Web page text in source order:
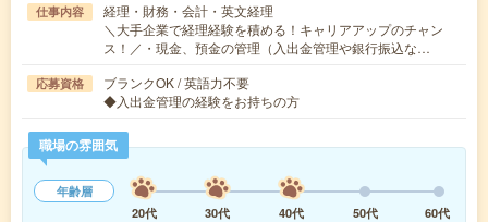
仕事内容
経理・財務・会計・英文経理
＼大手企業で経理経験を積める！キャリアアップのチャン
ス！／・現金、預金の管理（入出金管理や銀行振込な…
応募資格
ブランクOK / 英語力不要
◆入出金管理の経験をお持ちの方
職場の雰囲気
年齢層
20代
30代 40代 50代
60代